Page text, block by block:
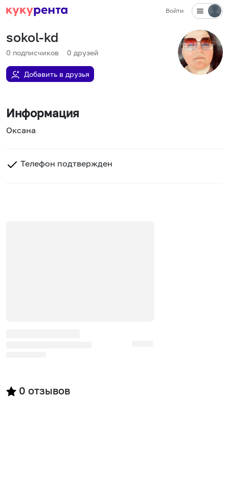
Войти
sokol-kd
0 подписчиков 0 друзей
Добавить в друзья
Информация
Оксана
Телефон подтвержден
0 отзывов